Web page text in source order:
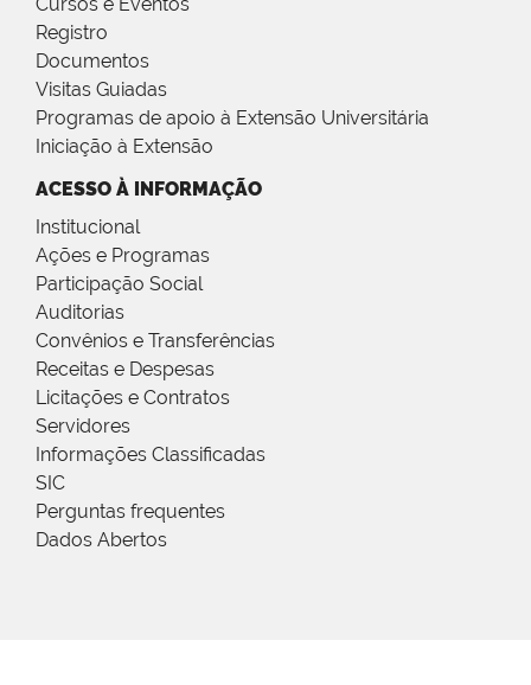
Registro
Documentos
Visitas Guiadas
Programas de apoio à Extensão Universitária
Iniciação à Extensão
ACESSO À INFORMAÇÃO
Institucional
Ações e Programas
Participação Social
Auditorias
Convênios e Transferências
Receitas e Despesas
Licitações e Contratos
Servidores
Informações Classificadas
SIC
Perguntas frequentes
Dados Abertos